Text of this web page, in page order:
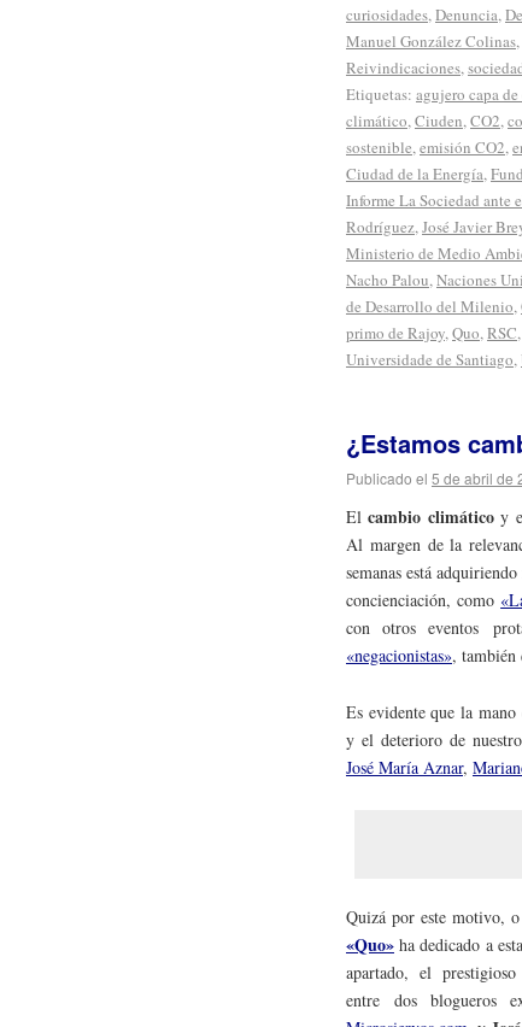
curiosidades,Denuncia,
Manuel González Colinas,
Reivindicaciones,
Etiquetas: agujero capa
climático,Ciuden,CO2,
sostenible,emisión CO2,
Ciudad de la Energía,
Informe La Sociedad ante
Rodríguez,José Javier
Ministerio de Medio
Nacho Palou,Naciones
de Desarrollo del Milenio,
primo de Rajoy,Quo,RSC,
Universidade de Santiago,
¿Estamos
Publicado el 5 de abril de
Elcambio climáticoy
Al margen de la
semanas está
concienciación, como
con otros eventos
«negacionistas», también
Es evidente que la
y el deterioro de
José María Aznar,
Quizá por este motivo,
«Quo» ha dedicado a
apartado, el
entre dos blogueros